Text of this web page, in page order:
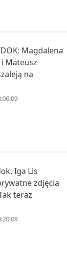
Magdalena
Mateusz
na
Iga Lis
zdjęcia
teraz